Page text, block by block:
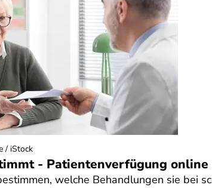
- Patientenverfügung
welche Behandlungen sie bei
/ iStock